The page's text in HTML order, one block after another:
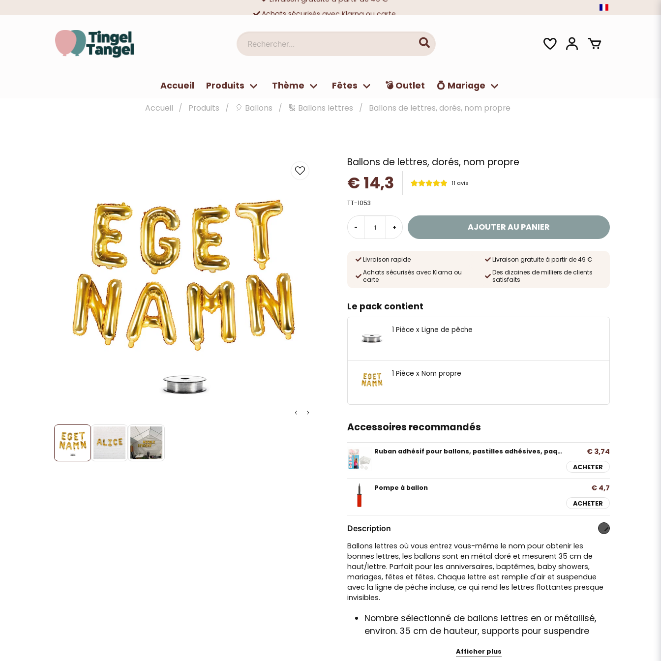
Achats sécurisés avec Klarna ou carte
Rechercher...
Accueil Produits Thème Fêtes 💣 Outlet 💍 Mariage
Accueil Produits 🎈 Ballons 🔠 Ballons lettres Ballons de lettres, dorés, nom propre
Ballons de lettres, dorés, nom propre
€ 14,3 11 avis
TT-1053
- + AJOUTER AU PANIER
Livraison rapide
Livraison gratuite à partir de 49 €
Achats sécurisés avec Klarna ou
carte
Des dizaines de milliers de clients
satisfaits
Le pack contient
1 Pièce x Ligne de pêche
1 Pièce x Nom propre
Accessoires recommandés
Ruban adhésif pour ballons, pastilles adhésives, paquet de 240 € 3,74
ACHETER
Pompe à ballon € 4,7
ACHETER
Description
Ballons lettres où vous entrez vous-même le nom pour obtenir les
bonnes lettres, les ballons sont en métal doré et mesurent 35 cm de
haut/lettre. Parfait pour les anniversaires, baptêmes, baby showers,
mariages, fêtes et fêtes. Chaque lettre est remplie d'air et suspendue
avec la ligne de pêche incluse, ce qui rend les lettres flottantes presque
invisibles.
Nombre sélectionné de ballons lettres en or métallisé,
environ. 35 cm de hauteur, supports pour suspendre
100 mètres de fil de pêcheAfficher plus